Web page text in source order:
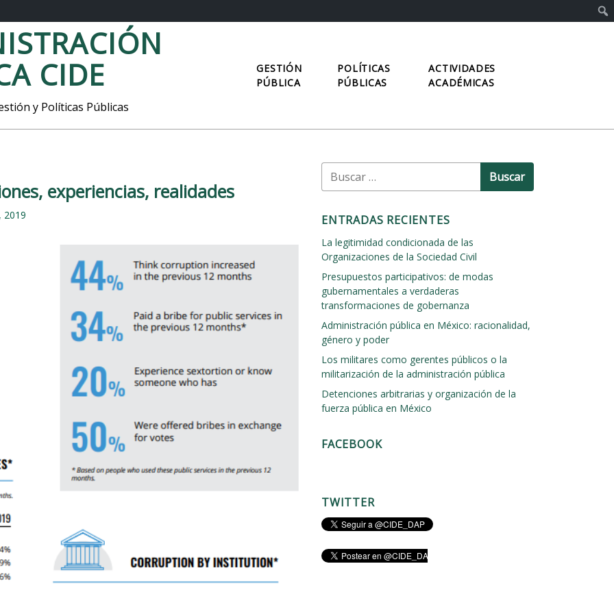
CIDE
y Políticas Públicas
GESTIÓN
PÚBLICA
POLÍTICAS
PÚBLICAS
ACTIVIDADES
ACADÉMICAS
experiencias, realidades
2019
B
c
a
r
:
ENTRADAS RECIENTES
La legitimidad condicionada de las
Organizaciones de la Sociedad Civil
Presupuestos participativos: de modas
gubernamentales a verdaderas
transformaciones de gobernanza
Administración pública en México: racionalidad,
género y poder
Los militares como gerentes públicos o la
militarización de la administración pública
Detenciones arbitrarias y organización de la
fuerza pública en México
FACEBOOK
TWITTER